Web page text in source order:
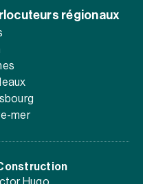
régionaux
mer
Hugo